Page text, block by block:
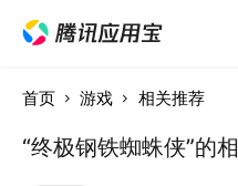
首页 游戏 相关推荐
“终极钢铁蜘蛛侠”的